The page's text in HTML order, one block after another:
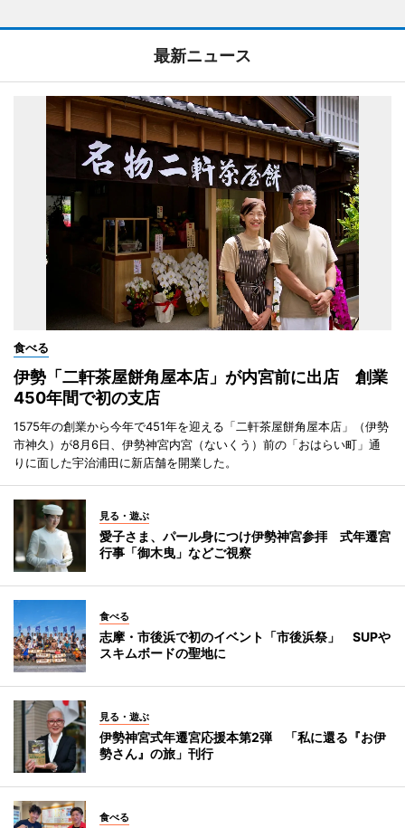
最新ニュース
食べる
伊勢「二軒茶屋餅角屋本店」が内宮前に出店 創業
450年間で初の支店
1575年の創業から今年で451年を迎える「二軒茶屋餅角屋本店」（伊勢
市神久）が8月6日、伊勢神宮内宮（ないくう）前の「おはらい町」通
りに面した宇治浦田に新店舗を開業した。
見る・遊ぶ
愛子さま、パール身につけ伊勢神宮参拝 式年遷宮
行事「御木曳」などご視察
食べる
志摩・市後浜で初のイベント「市後浜祭」 SUPや
スキムボードの聖地に
見る・遊ぶ
伊勢神宮式年遷宮応援本第2弾 「私に還る『お伊
勢さん』の旅」刊行
食べる